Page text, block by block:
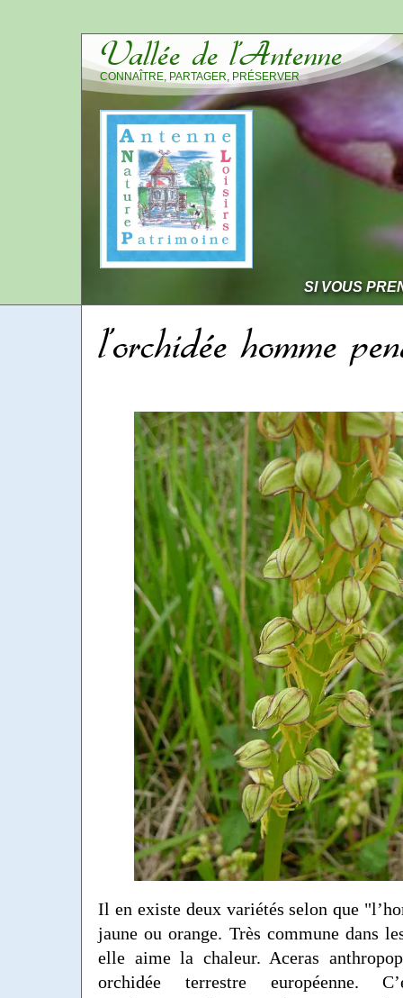
Vallée de l’Antenne
CONNAÎTRE, PARTAGER, PRÉSERVER
SI VOUS
l’orchidée homme
Il en existe deux variétés selon que
jaune ou orange. Très commune dans
elle aime la chaleur. Aceras
orchidée terrestre européenne.